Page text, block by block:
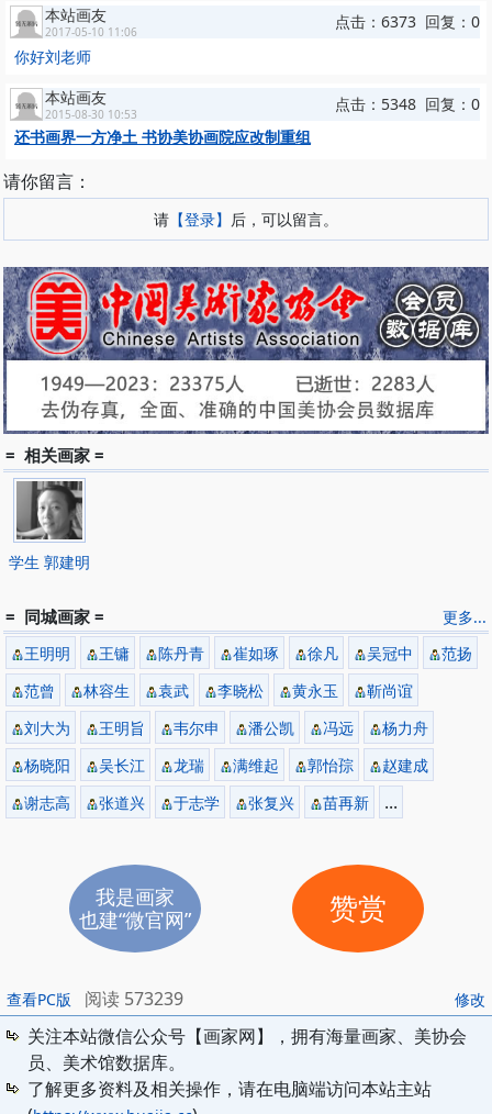
本站画友
2017-05-10 11:06
点击：6373 回复：0
你好刘老师
本站画友
2015-08-30 10:53
点击：5348 回复：0
还书画界一方净土 书协美协画院应改制重组
请你留言：
请 【登录】 后，可以留言。
= 相关画家 =
学生 郭建明
更多...
= 同城画家 =
王明明 王镛 陈丹青 崔如琢 徐凡 吴冠中
范扬
范曾
林容生 袁武 李晓松 黄永玉
靳尚谊
刘大为
王明旨 韦尔申 潘公凯 冯远
杨力舟
杨晓阳
吴长江 龙瑞 满维起 郭怡孮
赵建成
谢志高
张道兴 于志学 张复兴 苗再新 ...
我是画家
也建“微官网”
赞赏
修改
查看PC版
阅读 573239
关注本站微信公众号【画家网】，拥有海量画家、美协会
员、美术馆数据库。
了解更多资料及相关操作，请在电脑端访问本站主站